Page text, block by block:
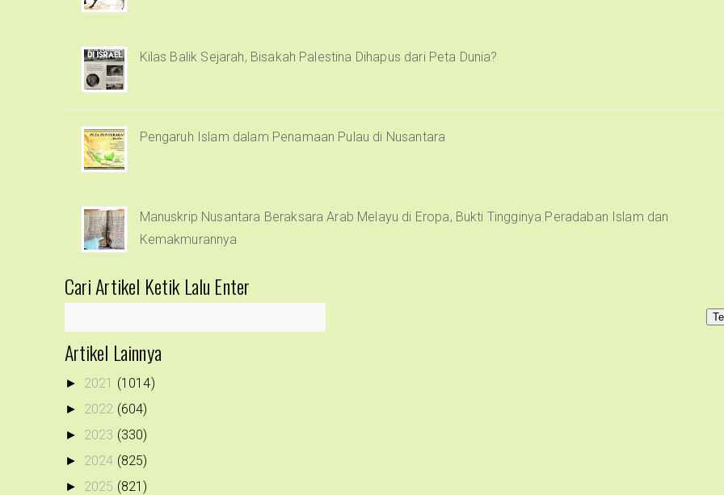
Kilas Balik Sejarah, Bisakah Palestina Dihapus dari Peta Dunia?
Pengaruh Islam dalam Penamaan Pulau di Nusantara
Manuskrip Nusantara Beraksara Arab Melayu di Eropa, Bukti Tingginya Peradaban Islam dan
Kemakmurannya
Cari Artikel Ketik Lalu Enter
Artikel Lainnya
► 2021 (1014)
► 2022 (604)
► 2023 (330)
► 2024 (825)
► 2025 (821)